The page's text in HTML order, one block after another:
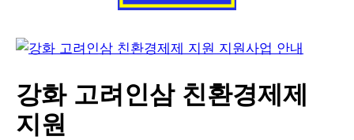
강화 고려인삼 친환경제제
지원